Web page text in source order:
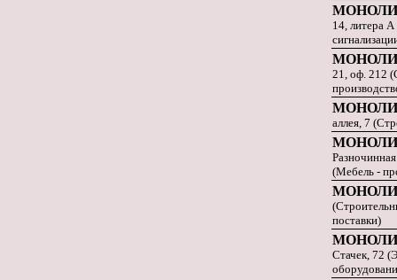
14, литера
21, оф. 212
аллея, 7
(Мебель -
поставки)
Стачек, 72